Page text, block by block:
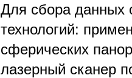
Для сбора данных
технологий:
сферических
лазерный сканер